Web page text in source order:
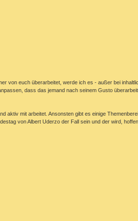
von euch überarbeitet, werde ich es - außer bei
dass das jemand nach seinem Gusto
aktiv mit arbeitet. Ansonsten gibt es einige
von Albert Uderzo der Fall sein und der wird,